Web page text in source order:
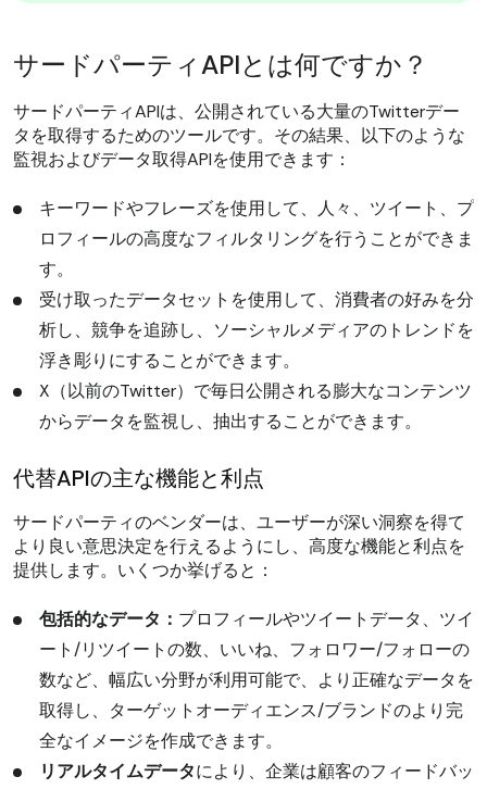
サードパーティAPIとは何ですか？
サードパーティAPIは、公開されている大量のTwitterデー
タを取得するためのツールです。その結果、以下のような
監視およびデータ取得APIを使用できます：
キーワードやフレーズを使用して、人々、ツイート、プ
ロフィールの高度なフィルタリングを行うことができま
す。
受け取ったデータセットを使用して、消費者の好みを分
析し、競争を追跡し、ソーシャルメディアのトレンドを
浮き彫りにすることができます。
X（以前のTwitter）で毎日公開される膨大なコンテンツ
からデータを監視し、抽出することができます。
代替APIの主な機能と利点
サードパーティのベンダーは、ユーザーが深い洞察を得て
より良い意思決定を行えるようにし、高度な機能と利点を
提供します。いくつか挙げると：
包括的なデータ： プロフィールやツイートデータ、ツイ
ート/リツイートの数、いいね、フォロワー/フォローの
数など、幅広い分野が利用可能で、より正確なデータを
取得し、ターゲットオーディエンス/ブランドのより完
全なイメージを作成できます。
リアルタイムデータにより、企業は顧客のフィードバッ